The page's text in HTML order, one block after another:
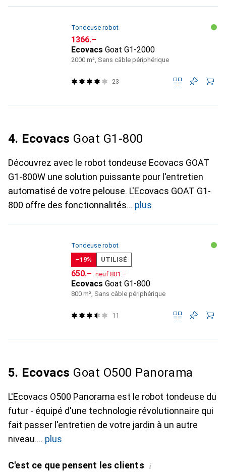
Tondeuse robot
CHF
1366.–
Ecovacs Goat G1-2000
2000 m², Sans câble périphérique
23
4. Ecovacs Goat G1-800
Découvrez avec le robot tondeuse Ecovacs GOAT
G1-800W une solution puissante pour l'entretien
automatisé de votre pelouse. L'Ecovacs GOAT G1-
800 offre des fonctionnalités
plus
Tondeuse robot
−19%
UTILISÉ
CHF
650.– neuf CHF
801.–
Ecovacs Goat G1-800
800 m², Sans câble périphérique
11
5. Ecovacs Goat O500 Panorama
L'Ecovacs O500 Panorama est le robot tondeuse du
futur - équipé d'une technologie révolutionnaire qui
fait passer l'entretien de votre jardin à un autre
niveau.
plus
C'est ce que pensent les clients i